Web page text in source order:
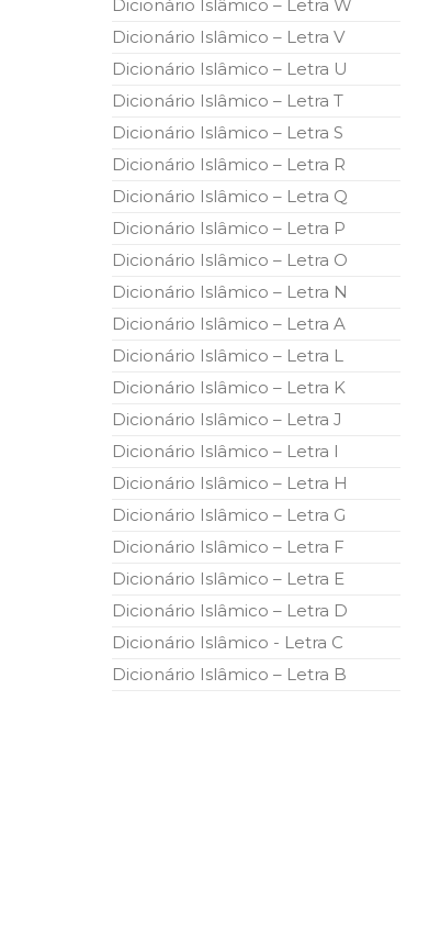
10 DE NOVEMBRO DE 2013
Falecimento do Imam Ali Ibn
Em nome de Deus, o Clemente, o
relembramos o martírio do quarto Imam
Dicionário Islâmico – Letra W
Dicionário Islâmico – Letra V
Dicionário Islâmico – Letra U
Dicionário Islâmico – Letra T
Dicionário Islâmico – Letra S
Dicionário Islâmico – Letra R
Dicionário Islâmico – Letra Q
Dicionário Islâmico – Letra P
Dicionário Islâmico – Letra O
Dicionário Islâmico – Letra N
Dicionário Islâmico – Letra A
Dicionário Islâmico – Letra L
Dicionário Islâmico – Letra K
Dicionário Islâmico – Letra J
Dicionário Islâmico – Letra I
Dicionário Islâmico – Letra H
Dicionário Islâmico – Letra G
Dicionário Islâmico – Letra F
Dicionário Islâmico – Letra E
Dicionário Islâmico – Letra D
Dicionário Islâmico - Letra C
Dicionário Islâmico – Letra B